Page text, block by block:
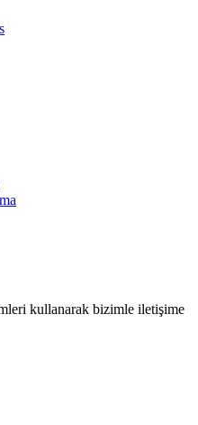
kullanarak bizimle iletişime